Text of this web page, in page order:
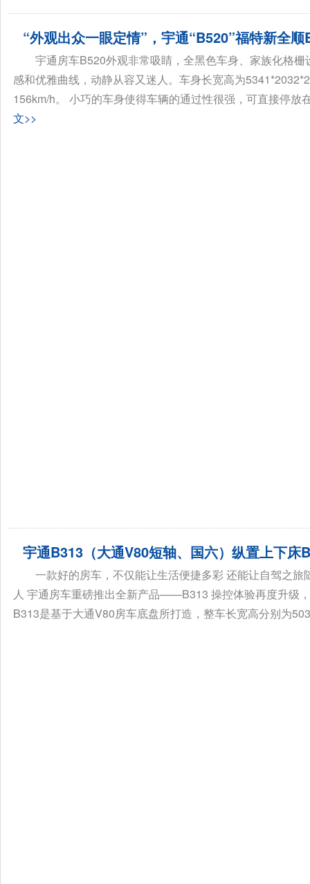
“外观出众一眼定情”，宇通“B520”福特新全顺
宇通房车B520外观非常吸睛，全黑色车身、家族化格
感和优雅曲线，动静从容又迷人。车身长宽高为
156km/h。 小巧的车身使得车辆的通过性很强，可直接停
文>>
宇通B313（大通V80短轴、国六）纵置上下床
一款好的房车，不仅能让生活便捷多彩 还能让自驾之
人 宇通房车重磅推出全新产品——B313 操控体验再度升级
B313是基于大通V80房车底盘所打造，整车长宽高分别为